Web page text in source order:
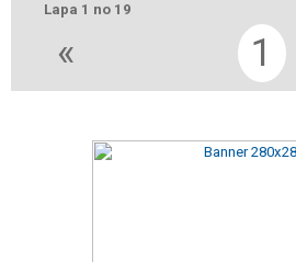
Lapa 1 no 19
« 1